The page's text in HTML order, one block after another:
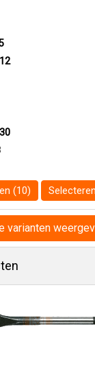
30
(10)
Selecteren
varianten